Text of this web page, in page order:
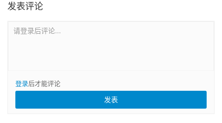
发表评论
请登录后评论...
登录后才能评论